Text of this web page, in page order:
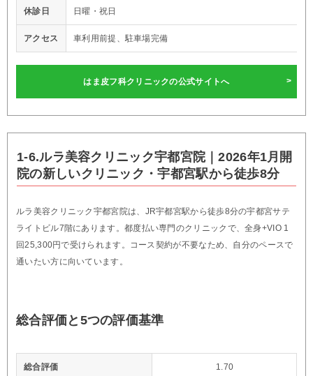
休診日 日曜・祝日
アクセス 車利用前提、駐車場完備
はま皮フ科クリニックの公式サイトへ
1-6.ルラ美容クリニック宇都宮院｜2026年1月開
院の新しいクリニック・宇都宮駅から徒歩8分
ルラ美容クリニック宇都宮院は、JR宇都宮駅から徒歩8分の宇都宮サテ
ライトビル7階にあります。都度払い専門のクリニックで、全身+VIO 1
回25,300円で受けられます。コース契約が不要なため、自分のペースで
通いたい方に向いています。
総合評価と5つの評価基準
総合評価 1.70